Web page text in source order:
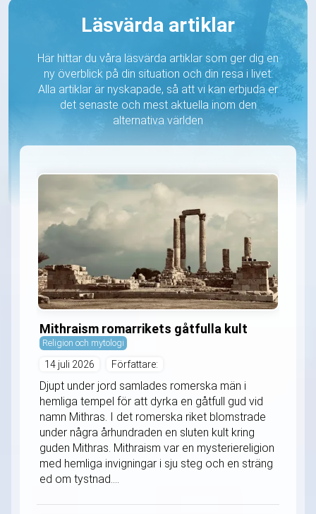
Läsvärda artiklar
Här hittar du våra läsvärda artiklar som ger dig en
ny överblick på din situation och din resa i livet.
Alla artiklar är nyskapade, så att vi kan erbjuda er
det senaste och mest aktuella inom den
alternativa världen
Mithraism romarrikets gåtfulla kult
Religion och mytologi
14 juli 2026 Författare:
Djupt under jord samlades romerska män i
hemliga tempel för att dyrka en gåtfull gud vid
namn Mithras. I det romerska riket blomstrade
under några århundraden en sluten kult kring
guden Mithras. Mithraism var en mysteriereligion
med hemliga invigningar i sju steg och en sträng
ed om tystnad....